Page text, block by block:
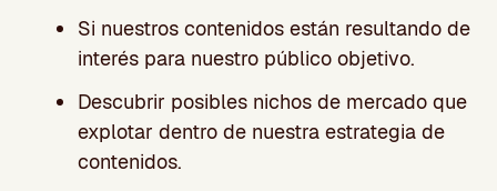
Si nuestros contenidos están resultando de
interés para nuestro público objetivo.
Descubrir posibles nichos de mercado que
explotar dentro de nuestra estrategia de
contenidos.